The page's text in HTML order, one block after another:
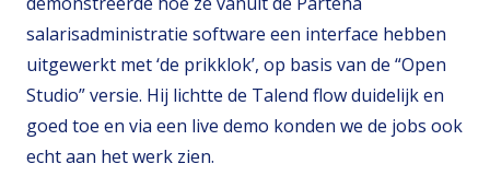
salarisadministratie software een interface hebben
uitgewerkt met ‘de prikklok’, op basis van de “Open
Studio” versie. Hij lichtte de Talend flow duidelijk en
goed toe en via een live demo konden we de jobs ook
echt aan het werk zien.